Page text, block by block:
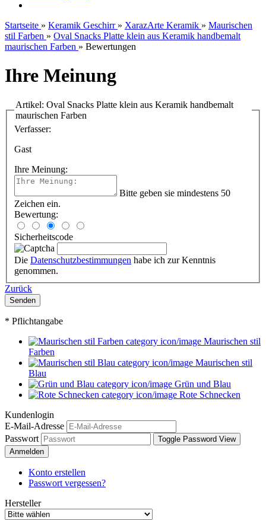
Startseite » Keramik Geschirr » XarazArte Keramik » Maurischen
stil Farben » Oval Snacks Platte klein aus Keramik handbemalt
maurischen Farben » Bewertungen
Ihre Meinung
Artikel: Oval Snacks Platte klein aus Keramik handbemalt
maurischen Farben
Verfasser:
Gast
Ihre Meinung:
Bitte geben sie mindestens 50
Zeichen ein.
Bewertung:
Sicherheitscode
Die Datenschutzbestimmungen habe ich zur Kenntnis
genommen.
Zurück
Senden
* Pflichtangabe
Maurischen stil
Farben
Maurischen stil
Blau
Grün und Blau
Rote Schnecken
Kundenlogin
E-Mail-Adresse
Passwort
Toggle Password View
Anmelden
Konto erstellen
Passwort vergessen?
Hersteller